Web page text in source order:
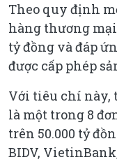
Theo quy định
hàng thương
tỷ đồng và đáp
được cấp phép
Với tiêu chí này,
là một trong 8
trên 50.000 tỷ
BIDV,